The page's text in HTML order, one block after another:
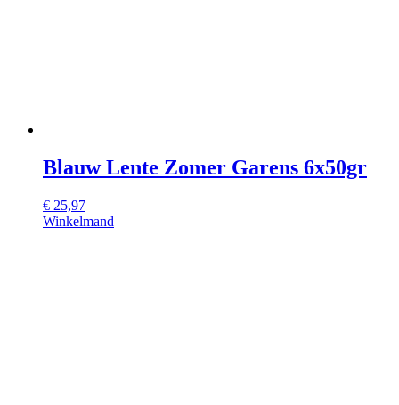
Blauw Lente Zomer Garens 6x50gr
€ 25,97
Winkelmand